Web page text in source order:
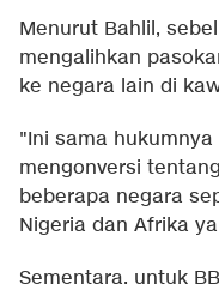
Menurut Bahlil,
mengalihkan
ke negara lain di
"Ini sama
mengonversi tentang
beberapa negara
Nigeria dan Afrika